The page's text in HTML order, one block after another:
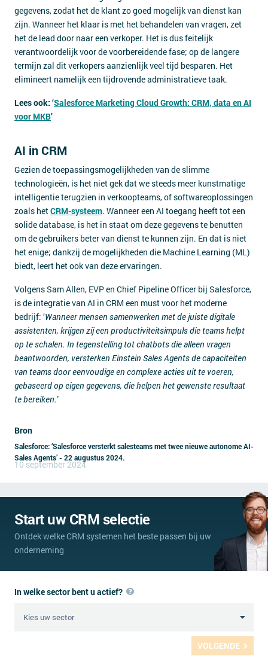
gegevens, zodat het de klant zo goed mogelijk van dienst kan
zijn. Wanneer het klaar is met het behandelen van vragen, zet
het de lead door naar een verkoper. Het is dus feitelijk
verantwoordelijk voor de voorbereidende fase; op de langere
termijn zal dit verkopers aanzienlijk veel tijd besparen. Het
elimineert namelijk een tijdrovende administratieve taak.
Lees ook: ‘Salesforce Marketing Cloud Growth: CRM, data en AI
voor MKB’
AI in CRM
Gezien de toepassingsmogelijkheden van de slimme
technologieën, is het niet gek dat we steeds meer kunstmatige
intelligentie terugzien in verkoopteams, of softwareoplossingen
zoals hetCRM-systeem. Wanneer een AI toegang heeft tot een
solide database, is het in staat om deze gegevens te benutten
om de gebruikers beter van dienst te kunnen zijn. En dat is niet
het enige; dankzij de mogelijkheden die Machine Learning (ML)
biedt, leert het ook van deze ervaringen.
Volgens Sam Allen, EVP en Chief Pipeline Officer bij Salesforce,
is de integratie van AI in CRM een must voor het moderne
bedrijf: ‘Wanneer mensen samenwerken met de juiste digitale
assistenten, krijgen zij een productiviteitsimpuls die teams helpt
op te schalen. In tegenstelling tot chatbots die alleen vragen
beantwoorden, versterken Einstein Sales Agents de capaciteiten
van teams door eenvoudige en complexe acties uit te voeren,
gebaseerd op eigen gegevens, die helpen het gewenste resultaat
te bereiken.’
Bron
Salesforce: ‘Salesforce versterkt salesteams met twee nieuwe autonome AI-
Sales Agents’ - 22 augustus 2024.
10 september 2024
Start uw CRM selectie
Ontdek welke CRM systemen het beste passen bij uw
onderneming
VOLGENDE
In welke sector bent u actief?